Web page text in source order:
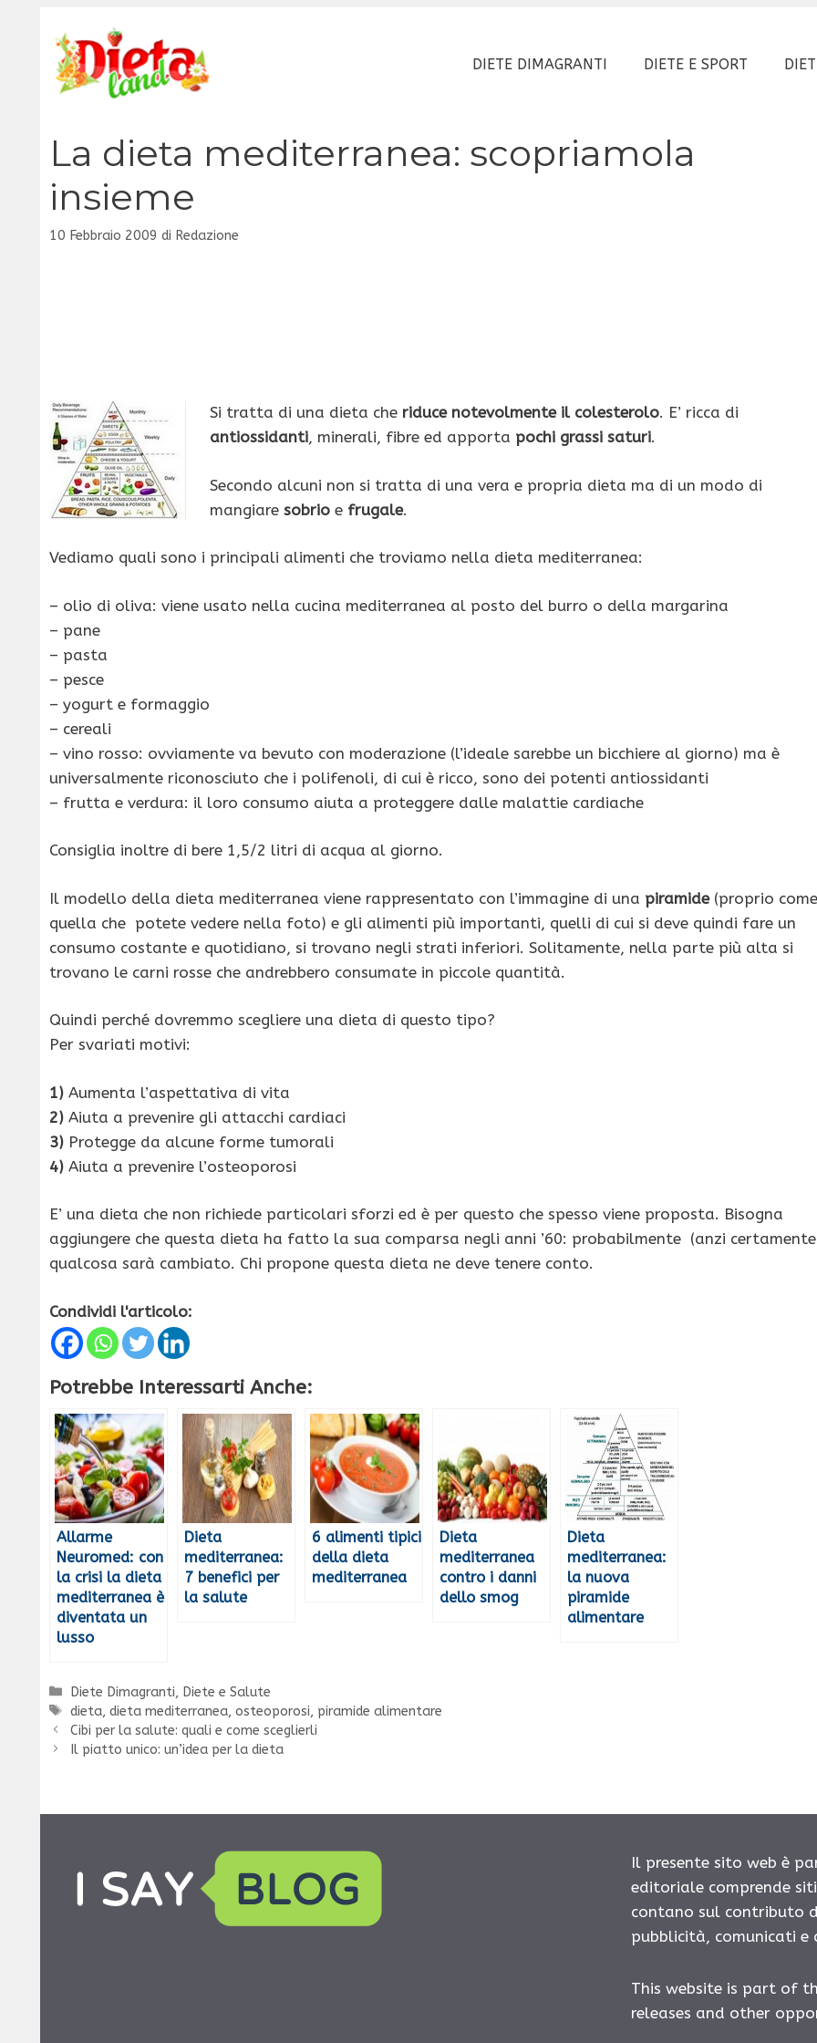
contenuto
DIETE DIMAGRANTI DIETE E SPORT
La dieta mediterranea: scopriamola
insieme
10 Febbraio 2009 di Redazione
Si tratta di una dieta che riduce notevolmente il colesterolo. E’ ricca di
antiossidanti, minerali, fibre ed apporta pochi grassi saturi.
Secondo alcuni non si tratta di una vera e propria dieta ma di un modo di
mangiare sobrioe frugale.
Vediamo quali sono i principali alimenti che troviamo nella dieta mediterranea:
– olio di oliva: viene usato nella cucina mediterranea al posto del burro o della margarina
– pane
– pasta
– pesce
– yogurt e formaggio
– cereali
– vino rosso: ovviamente va bevuto con moderazione (l’ideale sarebbe un bicchiere al giorno) ma è
universalmente riconosciuto che i polifenoli, di cui è ricco, sono dei potenti antiossidanti
– frutta e verdura: il loro consumo aiuta a proteggere dalle malattie cardiache
Consiglia inoltre di bere 1,5/2 litri di acqua al giorno.
Il modello della dieta mediterranea viene rappresentato con l’immagine di una piramide(proprio come
quella che potete vedere nella foto) e gli alimenti più importanti, quelli di cui si deve quindi fare un
consumo costante e quotidiano, si trovano negli strati inferiori. Solitamente, nella parte più alta si
trovano le carni rosse che andrebbero consumate in piccole quantità.
Quindi perché dovremmo scegliere una dieta di questo tipo?
Per svariati motivi:
1) Aumenta l’aspettativa di vita
2) Aiuta a prevenire gli attacchi cardiaci
3) Protegge da alcune forme tumorali
4) Aiuta a prevenire l’osteoporosi
E’ una dieta che non richiede particolari sforzi ed è per questo che spesso viene proposta. Bisogna
aggiungere che questa dieta ha fatto la sua comparsa negli anni ’60: probabilmente (anzi
qualcosa sarà cambiato. Chi propone questa dieta ne deve tenere conto.
Condividi l'articolo:
Potrebbe Interessarti Anche:
Allarme
Neuromed: con
la crisi la dieta
mediterranea è
diventata un
lusso
Dieta
mediterranea:
7 benefici per
la salute
6 alimenti tipici
della dieta
mediterranea
Dieta
mediterranea
contro i danni
dello smog
Dieta
mediterranea:
la nuova
piramide
alimentare
Categorie
Diete Dimagranti, Diete e Salute
Tag
dieta,dieta mediterranea,osteoporosi, piramide alimentare
Cibi per la salute: quali e come sceglierli
Il piatto unico: un’idea per la dieta
Il presente sito web è
editoriale comprende
contano sul contributo
pubblicità, comunicati
This website is part of
releases and other